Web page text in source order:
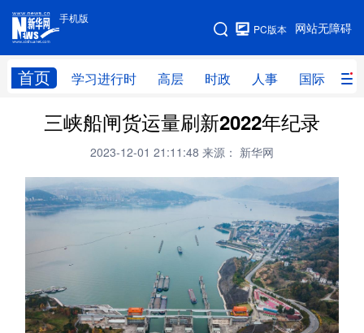
手机版
网站无障碍
PC版本
首页 学习进行时 高层 时政 人事 国际 财
手机版
网站地图
学习进行时 高层 时政 人事
财经 网评
台湾 思客智库 全球连线 教育
量子 体育
健康 军事
访谈 图片 政务
法律 中央文件 金融 汽车
三峡船闸货运量刷新2022年纪录
2023-12-01 21:11:48 来源： 新华网